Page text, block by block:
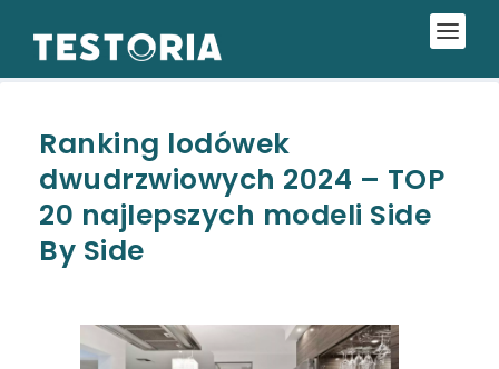
Ranking lodówek
dwudrzwiowych 2024 – TOP
20 najlepszych modeli Side
By Side